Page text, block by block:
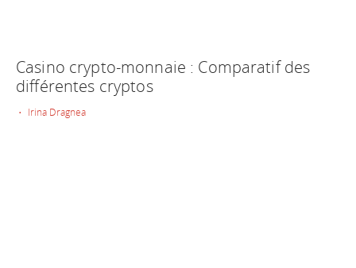
Casino crypto-monnaie : Comparatif des
différentes cryptos
• Irina Dragnea